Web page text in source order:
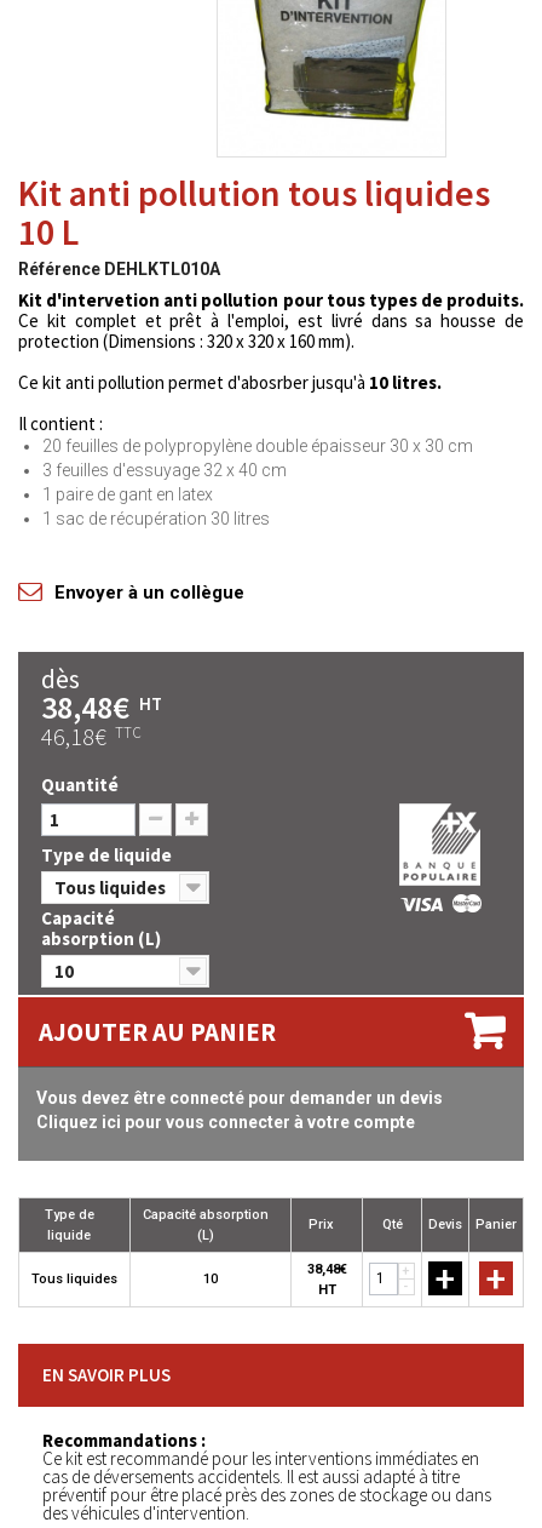
Kit anti pollution tous liquides
10 L
Référence DEHLKTL010A
Kit d'intervetion anti pollution pour tous types de produits.
Ce kit complet et prêt à l'emploi, est livré dans sa housse de
protection (Dimensions : 320 x 320 x 160 mm).
Ce kit anti pollution permet d'abosrber jusqu'à 10 litres.
Il contient :
20 feuilles de polypropylène double épaisseur 30 x 30 cm
3 feuilles d'essuyage 32 x 40 cm
1 paire de gant en latex
1 sac de récupération 30 litres
Envoyer à un collègue
dès
38,48€ HT
46,18€ TTC
Quantité
Type de liquide
Tous liquides
Capacité
absorption (L)
10
AJOUTER AU PANIER
Vous devez être connecté pour demander un devis
Cliquez ici pour vous connecter à votre compte
Type de
liquide
Capacité absorption
(L)
Prix Qté Devis Panier
Tous liquides 10
38,48€
HT
+
-
+ +
EN SAVOIR PLUS
Recommandations :
Ce kit est recommandé pour les interventions immédiates en
cas de déversements accidentels. Il est aussi adapté à titre
préventif pour être placé près des zones de stockage ou dans
des véhicules d'intervention.